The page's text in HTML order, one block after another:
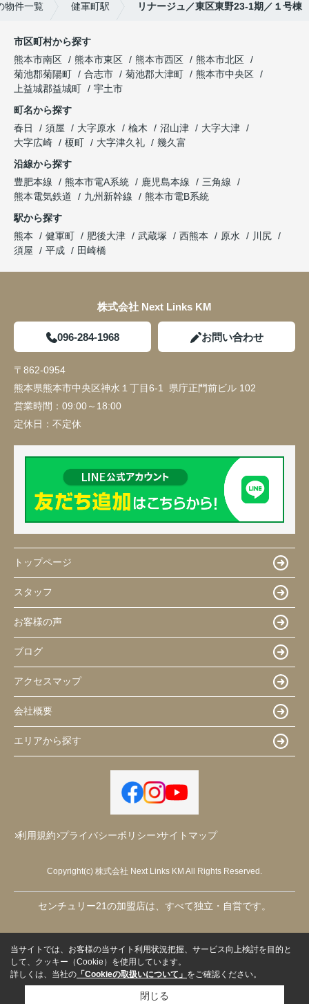
物件一覧 健軍町駅 リナージュ／東区東野23-1期／１号棟
市区町村から探す
熊本市南区
熊本市東区 熊本市西区
熊本市北区
菊池郡菊陽町
合志市 菊池郡大津町
熊本市中央区
上益城郡益城町
宇土市
町名から探す
春日
須屋 大字原水 楡木 沼山津
大字大津
大字広崎
榎町 大字津久礼
幾久富
沿線から探す
豊肥本線
熊本市電A系統 鹿児島本線
三角線
熊本電気鉄道
九州新幹線
熊本市電B系統
駅から探す
熊本
健軍町 肥後大津 武蔵塚 西熊本 原水
川尻
須屋
平成 田崎橋
株式会社 Next Links KM
096-284-1968 お問い合わせ
〒862-0954
熊本県熊本市中央区神水１丁目6-1 県庁正門前ビル 102
営業時間： 09:00～18:00
定休日： 不定休
トップページ
スタッフ
お客様の声
ブログ
アクセスマップ
会社概要
エリアから探す
利用規約 プライバシーポリシー サイトマップ
Copyright(c) 株式会社 Next Links KM All Rights Reserved.
センチュリー21の加盟店は、すべて独立・自営です。
当サイトでは、お客様の当サイト利用状況把握、サービス向上検討を目的と
して、クッキー（Cookie）を使用しています。
詳しくは、当社の 「Cookieの取扱いについて」 をご確認ください。
閉じる